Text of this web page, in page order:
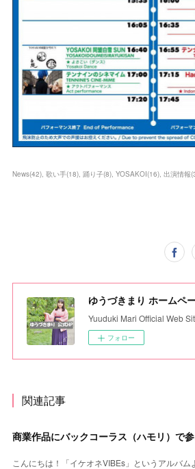
News(42) 歌い手(18) 踊り子(8) YOSAKOI(16) 出演情報(
ゆうづきまり ホームペ
Yuuduki Mari Official Web
フォロー
関連記事
こんにちは！「イケオネVIBEs」というアルバム